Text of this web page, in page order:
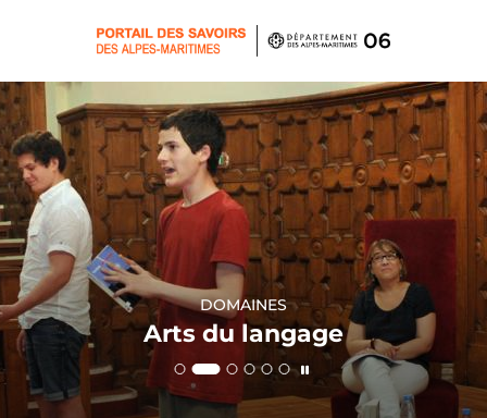
DOMAINES
DOMAINES
Arts du langage
DOMAINES
DOMAINES
DOMAINES
DOMAINES